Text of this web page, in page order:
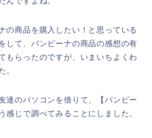
の商品を購入したい！と思っている
して、バンビーナの商品の感想の有
もらったのですが、いまいちよくわ
。
達のパソコンを借りて、【バンビー
じで調べてみることにしました。